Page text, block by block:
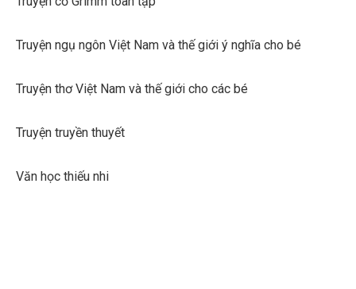
Truyện ngụ ngôn Việt Nam và thế giới ý nghĩa cho bé
Truyện thơ Việt Nam và thế giới cho các bé
Truyện truyền thuyết
Văn học thiếu nhi